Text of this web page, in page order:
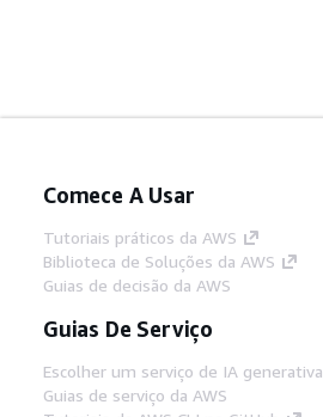
Comece A Usar
Tutoriais práticos da AWS
Biblioteca de Soluções da AWS
Guias de decisão da AWS
Guias De Serviço
Escolher um serviço de IA generativa
Guias de serviço da AWS